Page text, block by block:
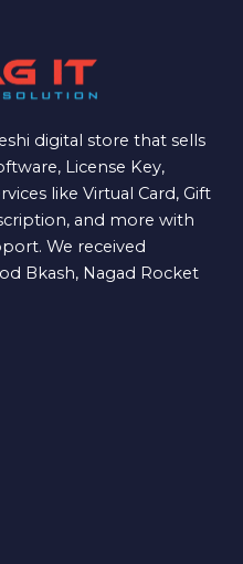
digital store that sells
License Key,
like Virtual Card, Gift
and more with
We received
Bkash, Nagad Rocket